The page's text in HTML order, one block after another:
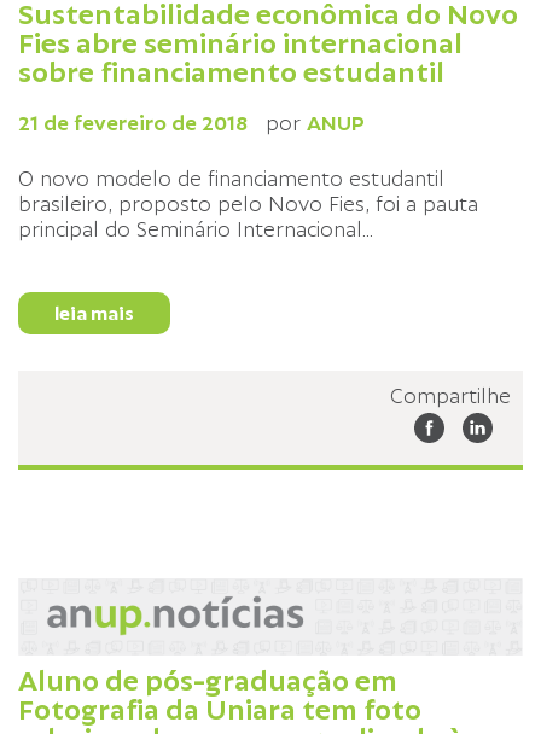
Sustentabilidade econômica do Novo
Fies abre seminário internacional
sobre financiamento estudantil
21 de fevereiro de 2018 por ANUP
O novo modelo de financiamento estudantil
brasileiro, proposto pelo Novo Fies, foi a pauta
principal do Seminário Internacional ...
leia mais
Compartilhe
Aluno de pós-graduação em
Fotografia da Uniara tem foto